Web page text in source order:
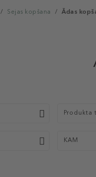
/ Sejas kopšana / Ādas
Produkta
KAM